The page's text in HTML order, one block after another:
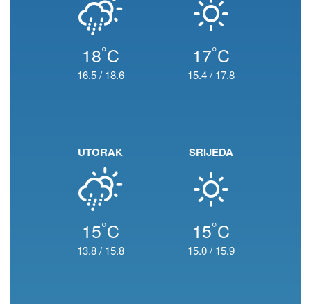
18°C
16.5/ 18.6
17°C
15.4/ 17.8
UTORAK
15°C
13.8/ 15.8
SRIJEDA
15°C
15.0/ 15.9